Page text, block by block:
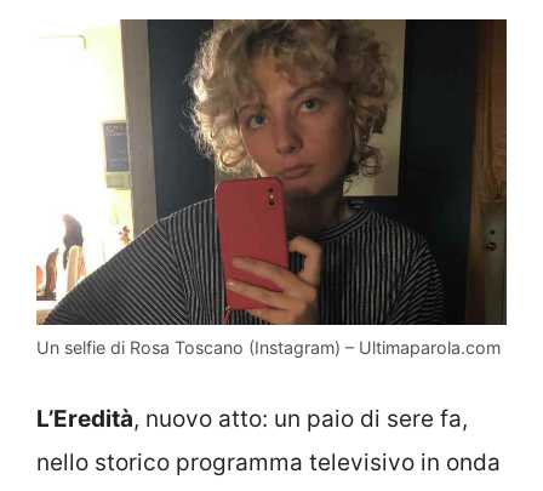
Un selfie di Rosa Toscano (Instagram) – Ultimaparola.com
L’Eredità, nuovo atto: un paio di sere fa,
nello storico programma televisivo in onda